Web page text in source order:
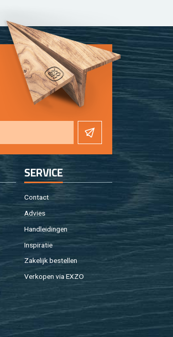
SER­VI­CE
Con­tact
Ad­vies
Hand­lei­din­gen
In­spi­ra­tie
Za­ke­lijk be­stel­len
Ver­ko­pen via EXZO